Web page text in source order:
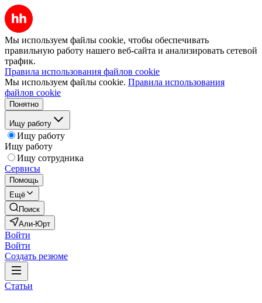
Мы используем файлы cookie, чтобы обеспечивать
правильную работу нашего веб-сайта и анализировать сетевой
трафик.
Правила использования файлов cookie
Мы используем файлы cookie. Правила использования
файлов cookie
Понятно
Ищу работу
Ищу работу
Ищу работу
Ищу сотрудника
Сервисы
Помощь
Ещё
Поиск
Али-Юрт
Войти
Войти
Создать резюме
Статьи